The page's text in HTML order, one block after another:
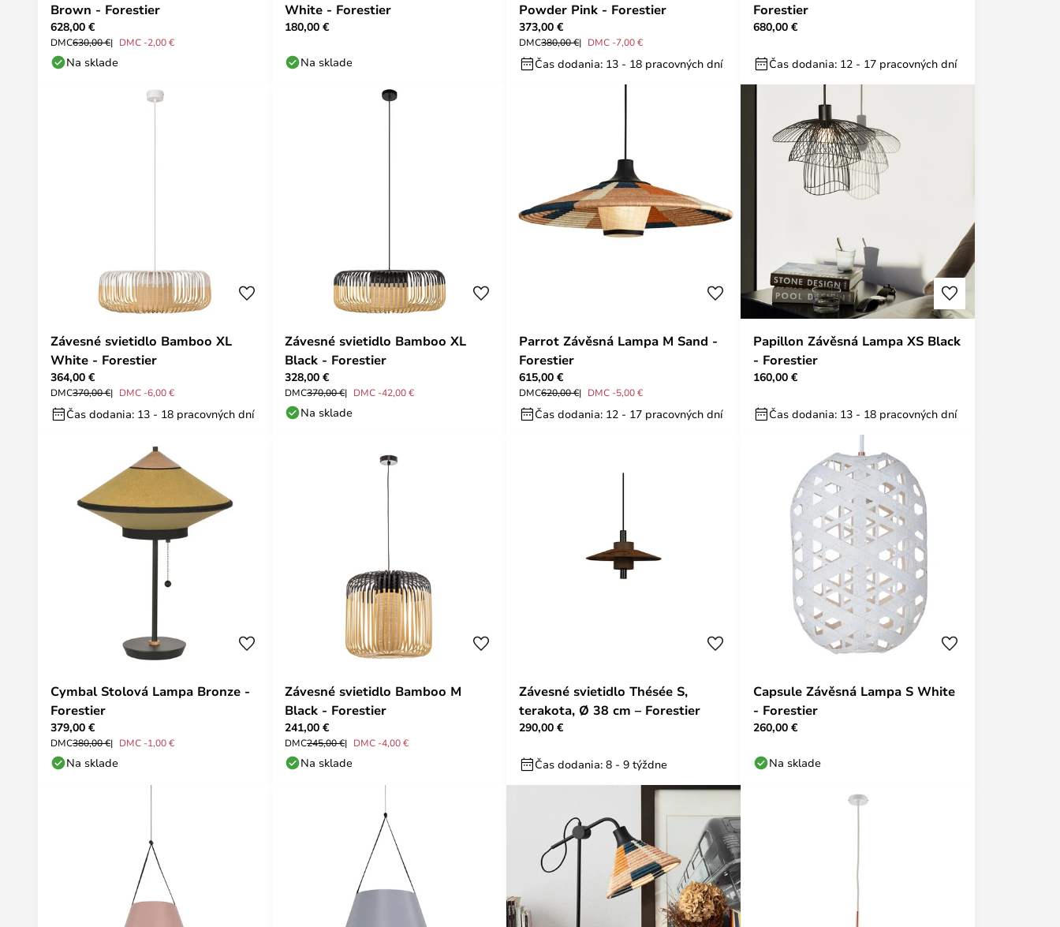
Brown - Forestier
628,00 €
DMC630,00 € DMC -2,00 €
Na sklade
White - Forestier
180,00 €
Na sklade
Powder Pink - Forestier
373,00 €
DMC380,00 € DMC -7,00 €
Čas dodania: 13 - 18 pracovných dní
Forestier
680,00 €
Čas dodania: 12 - 17 pracovných dní
Závesné svietidlo Bamboo XL
White - Forestier
364,00 €
DMC370,00 € DMC -6,00 €
Čas dodania: 13 - 18 pracovných dní
Závesné svietidlo Bamboo XL
Black - Forestier
328,00 €
DMC370,00 € DMC -42,00 €
Na sklade
Parrot Závěsná Lampa M Sand -
Forestier
615,00 €
DMC620,00 € DMC -5,00 €
Čas dodania: 12 - 17 pracovných dní
Papillon Závěsná Lampa XS Black
- Forestier
160,00 €
Čas dodania: 13 - 18 pracovných dní
Cymbal Stolová Lampa Bronze -
Forestier
379,00 €
DMC380,00 € DMC -1,00 €
Na sklade
Závesné svietidlo Bamboo M
Black - Forestier
241,00 €
DMC245,00 € DMC -4,00 €
Na sklade
Závesné svietidlo Thésée S,
terakota, Ø 38 cm – Forestier
290,00 €
Čas dodania: 8 - 9 týždne
Capsule Závěsná Lampa S White
- Forestier
260,00 €
Na sklade